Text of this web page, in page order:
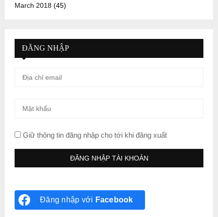
March 2018 (45)
ĐĂNG NHẬP
Giữ thông tin đăng nhập cho tới khi đăng xuất
Đăng nhập với Facebook